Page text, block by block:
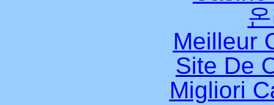
Meilleur
Site De
Migliori